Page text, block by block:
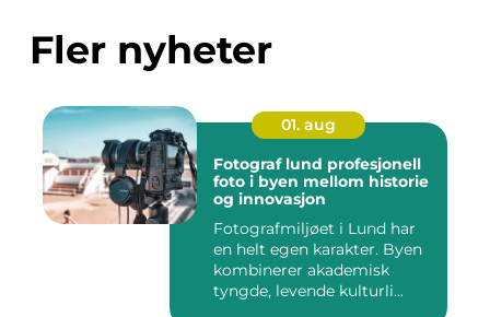
Fler nyheter
01. aug
Fotograf lund profesjonell
foto i byen mellom historie
og innovasjon
Fotografmiljøet i Lund har
en helt egen karakter. Byen
kombinerer akademisk
tyngde, levende kulturli...